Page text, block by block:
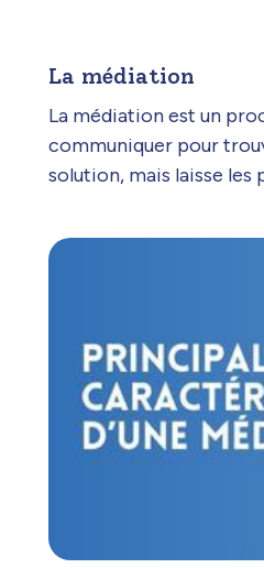
La médiation
La médiation est un
communiquer pour
solution, mais laisse les